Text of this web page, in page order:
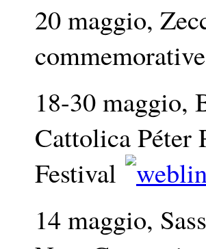
20 maggio,
commemorative
18-30 maggio,
Cattolica Péter
Festival
14 maggio,